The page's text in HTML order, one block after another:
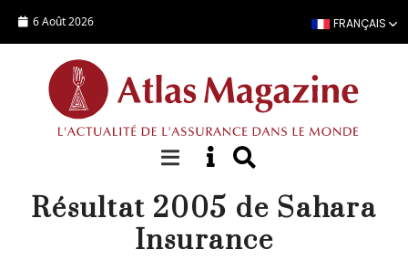
6 Août 2026 FRANÇAIS
ACTUALITÉ
Résultat 2005 de Sahara
Insurance